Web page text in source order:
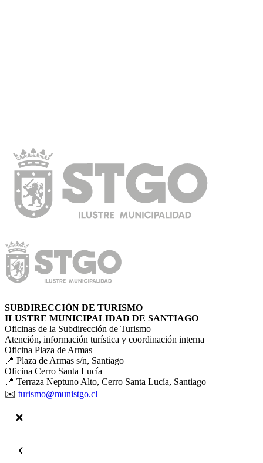
SUBDIRECCIÓN DE TURISMO
ILUSTRE MUNICIPALIDAD DE SANTIAGO
Oficinas de la Subdirección de Turismo
Atención, información turística y coordinación interna
Oficina Plaza de Armas
📍 Plaza de Armas s/n, Santiago
Oficina Cerro Santa Lucía
📍 Terraza Neptuno Alto, Cerro Santa Lucía, Santiago
✉️ turismo@munistgo.cl
‹